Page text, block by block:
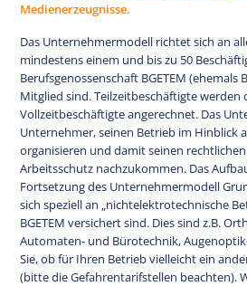
Medienerzeugnisse.
Das Unternehmermodell richtet sich an
mindestens einem und bis zu 50
Berufsgenossenschaft BGETEM (ehemals
Mitglied sind. Teilzeitbeschäftigte werden
Vollzeitbeschäftigte angerechnet. Das
Unternehmer, seinen Betrieb im Hinblick
organisieren und damit seinen
Arbeitsschutz nachzukommen. Das
Fortsetzung des Unternehmermodell
sich speziell an „nichtelektrotechnische
BGETEM versichert sind. Dies sind z.B.
Automaten- und Bürotechnik,
Sie, ob für Ihren Betrieb vielleicht ein
(bitte die Gefahrentarifstellen beachten).